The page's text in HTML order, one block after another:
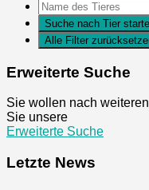
Erweiterte Suche
Sie wollen nach
Sie unsere
Erweiterte Suche
Letzte News